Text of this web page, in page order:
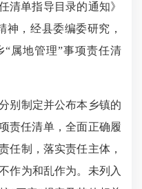
清单指导目录的通知》
神，经县委编委研究，
“属地管理”事项责任清
制定并公布本乡镇的
责任清单，全面正确履
任制，落实责任主体，
作为和乱作为。未列入